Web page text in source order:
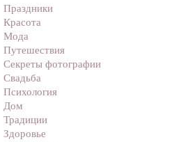
Праздники
Красота
Мода
Путешествия
Секреты фотографии
Свадьба
Психология
Дом
Традиции
Здоровье